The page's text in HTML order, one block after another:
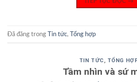
Đã đăng trong Tin tức, Tổng hợp
TIN TỨC, TỔNG
Tầm nhìn và sứ